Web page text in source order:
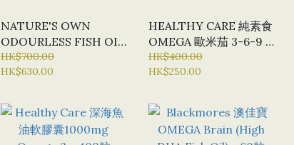
NATURE'S OWN
ODOURLESS FISH OIL
無味魚油 1500MG X 500
粒 (有大量500粒裝新貨)
HK$700.00
HK$630.00
HEALTHY CARE 純素食
OMEGA 歐米茄 3-6-9 X
60粒
HK$400.00
HK$250.00